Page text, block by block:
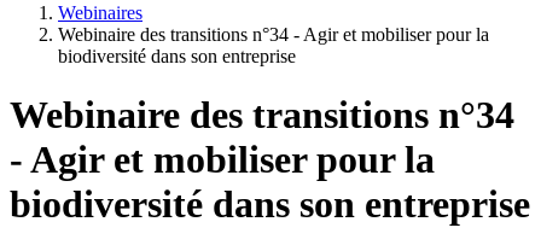
Webinaires
Webinaire des transitions n°34 - Agir et mobiliser pour la
biodiversité dans son entreprise
Webinaire des transitions n°34
- Agir et mobiliser pour la
biodiversité dans son entreprise